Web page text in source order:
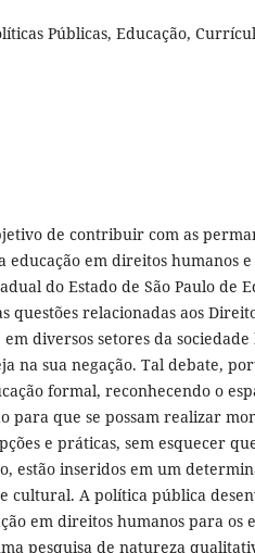
Públicas, Educação,
de contribuir com as
educação em direitos humanos
do Estado de São Paulo de
questões relacionadas aos
diversos setores da
na sua negação. Tal debate,
formal, reconhecendo o
para que se possam realizar
e práticas, sem esquecer
estão inseridos em um
cultural. A política pública
em direitos humanos para os
pesquisa de natureza